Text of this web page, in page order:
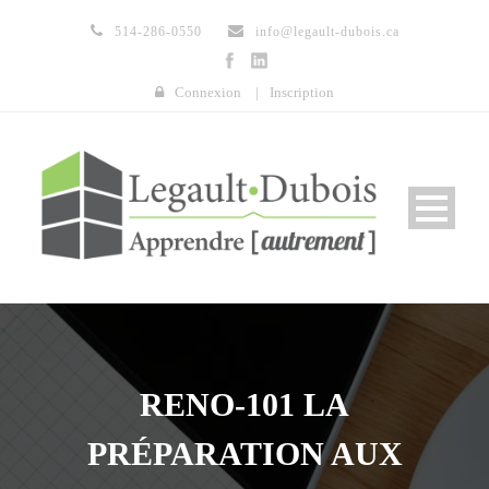
514-286-0550 info@legault-dubois.ca
Connexion | Inscription
RENO-101 LA
PRÉPARATION AUX